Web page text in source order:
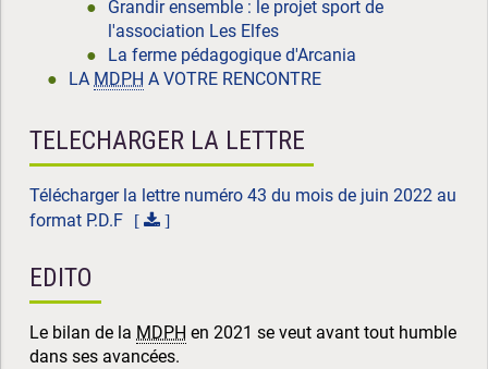
Grandir ensemble : le projet sport de
l'association Les Elfes
La ferme pédagogique d'Arcania
LA MDPH A VOTRE RENCONTRE
TELECHARGER LA LETTRE
Télécharger la lettre numéro 43 du mois de juin 2022 au
format P.D.F
EDITO
Le bilan de la MDPH en 2021 se veut avant tout humble
dans ses avancées.